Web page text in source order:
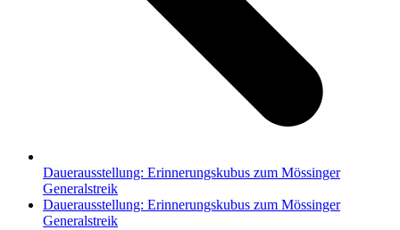
Dauerausstellung: Erinnerungskubus zum Mössinger
Generalstreik
Nächster
Beitrag:
Dauerausstellung: Erinnerungskubus zum Mössinger
Generalstreik